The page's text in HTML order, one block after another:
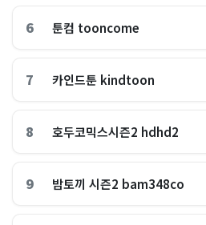
6 툰컴 tooncome
7 카인드툰 kindtoon
8 호두코믹스시즌2 hdhd2
9 밤토끼 시즌2 bam348co